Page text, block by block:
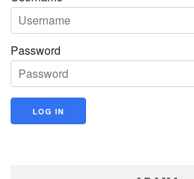
Password